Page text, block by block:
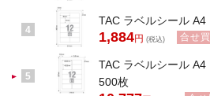
4
TAC ラベルシール
1,884円 (税込) 合せ
5
TAC ラベルシール
500枚